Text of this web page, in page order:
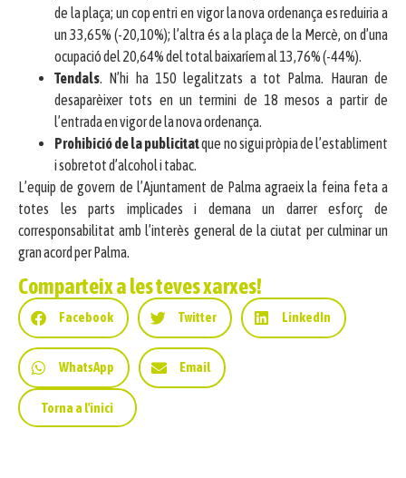
de la plaça; un cop entri en vigor la nova ordenança es reduiria a
un 33,65% (-20,10%); l’altra és a la plaça de la Mercè, on d’una
ocupació del 20,64% del total baixaríem al 13,76% (-44%).
Tendals . N’hi ha 150 legalitzats a tot Palma. Hauran de
desaparèixer tots en un termini de 18 mesos a partir de
l’entrada en vigor de la nova ordenança.
Prohibició de la publicitatque no sigui pròpia de l’establiment
i sobretot d’alcohol i tabac.
L’equip de govern de l’Ajuntament de Palma agraeix la feina feta a
totes les parts implicades i demana un darrer esforç de
corresponsabilitat amb l’interès general de la ciutat per culminar un
gran acord per Palma.
Comparteix a les teves xarxes!
Facebook Twitter LinkedIn
WhatsApp Email
Torna a l'inici